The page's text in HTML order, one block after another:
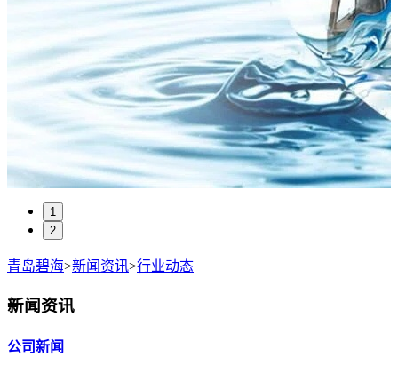
1
2
青岛碧海>新闻资讯>行业动态
新闻资讯
公司新闻